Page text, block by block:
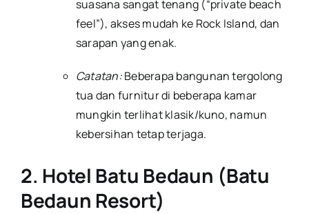
suasana sangat tenang (“private beach
feel”), akses mudah ke Rock Island, dan
sarapan yang enak.
Catatan:Beberapa bangunan tergolong
tua dan furnitur di beberapa kamar
mungkin terlihat klasik/kuno, namun
kebersihan tetap terjaga.
2. Hotel Batu Bedaun (Batu
Bedaun Resort)